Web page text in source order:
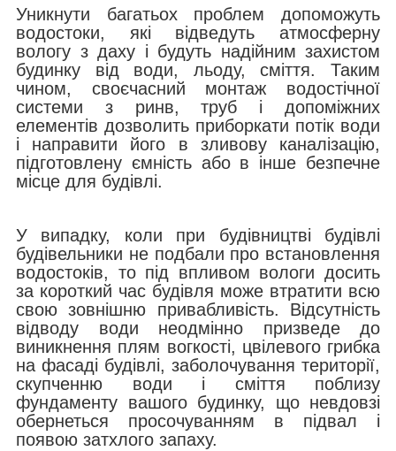
Уникнути багатьох проблем допоможуть
водостоки, які відведуть атмосферну
вологу з даху і будуть надійним захистом
будинку від води, льоду, сміття. Таким
чином, своєчасний монтаж водостічної
системи з ринв, труб і допоміжних
елементів дозволить приборкати потік води
і направити його в зливову каналізацію,
підготовлену ємність або в інше безпечне
місце для будівлі.
У випадку, коли при будівництві будівлі
будівельники не подбали про встановлення
водостоків, то під впливом вологи досить
за короткий час будівля може втратити всю
свою зовнішню привабливість. Відсутність
відводу води неодмінно призведе до
виникнення плям вогкості, цвілевого грибка
на фасаді будівлі, заболочування території,
скупченню води і сміття поблизу
фундаменту вашого будинку, що невдовзі
обернеться просочуванням в підвал і
появою затхлого запаху.